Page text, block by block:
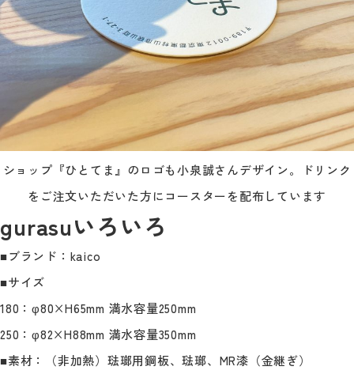
ショップ『ひとてま』のロゴも小泉誠さんデザイン。ドリンク
をご注文いただいた方にコースターを配布しています
gurasuいろいろ
■ブランド： kaico
■サイズ
180 ： φ80×H65mm 満水容量250mm
250 ： φ82×H88mm 満水容量350mm
■素材：（非加熱）琺瑯用鋼板、琺瑯、 MR漆（金継ぎ）